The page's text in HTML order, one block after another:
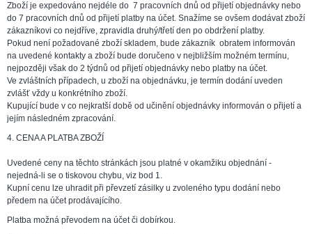
Zboží je expedováno nejdéle do 7 pracovních dnů od přijetí objednávky nebo
do 7 pracovních dnů od přijetí platby na účet. Snažíme se ovšem dodávat zboží
zákazníkovi co nejdříve, zpravidla druhý/třetí den po obdržení platby.
Pokud není požadované zboží skladem, bude zákazník obratem informován
na uvedené kontakty a zboží bude doručeno v nejbližším možném termínu,
nejpozději však do 2 týdnů od přijetí objednávky nebo platby na účet.
Ve zvláštních případech, u zboží na objednávku, je termín dodání uveden
zvlášť vždy u konkrétního zboží.
Kupující bude v co nejkratší době od učinění objednávky informován o přijetí a
jejím následném zpracování.
4. CENA A PLATBA ZBOŽÍ
Uvedené ceny na těchto stránkách jsou platné v okamžiku objednání -
nejedná-li se o tiskovou chybu, viz bod 1.
Kupní cenu lze uhradit při převzetí zásilky u zvoleného typu dodání nebo
předem na účet prodávajícího.
Platba možná převodem na účet či dobírkou.